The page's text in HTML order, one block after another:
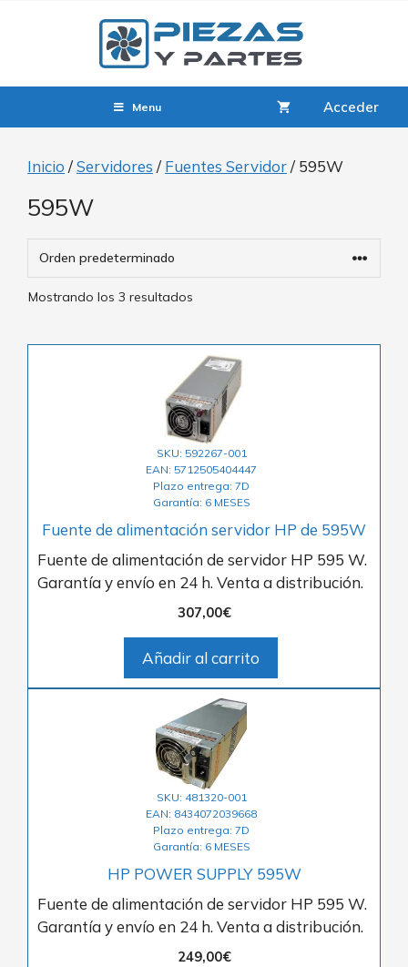
Menu Acceder
Inicio /Servidores / Fuentes Servidor/ 595W
595W
Mostrando los 3 resultados
SKU: 592267-001
EAN: 5712505404447
Plazo entrega: 7D
Garantía: 6 MESES
Fuente de alimentación servidor HP de 595W
Fuente de alimentación de servidor HP 595 W.
Garantía y envío en 24 h. Venta a distribución.
307,00€
Añadir al carrito
SKU: 481320-001
EAN: 8434072039668
Plazo entrega: 7D
Garantía: 6 MESES
HP POWER SUPPLY 595W
Fuente de alimentación de servidor HP 595 W.
Garantía y envío en 24 h. Venta a distribución.
249,00€